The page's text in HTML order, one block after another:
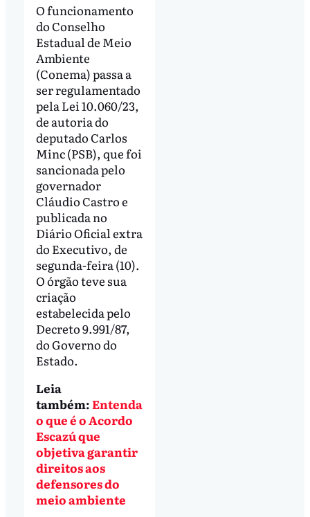
O funcionamento
do Conselho
Estadual de Meio
Ambiente
(Conema) passa a
ser regulamentado
pela Lei 10.060/23,
de autoria do
deputado Carlos
Minc (PSB), que foi
sancionada pelo
governador
Cláudio Castro e
publicada no
Diário Oficial extra
do Executivo, de
segunda-feira (10).
O órgão teve sua
criação
estabelecida pelo
Decreto 9.991/87,
do Governo do
Estado.
Leia
também:Entenda
o que é o Acordo
Escazú que
objetiva garantir
direitos aos
defensores do
meio ambiente